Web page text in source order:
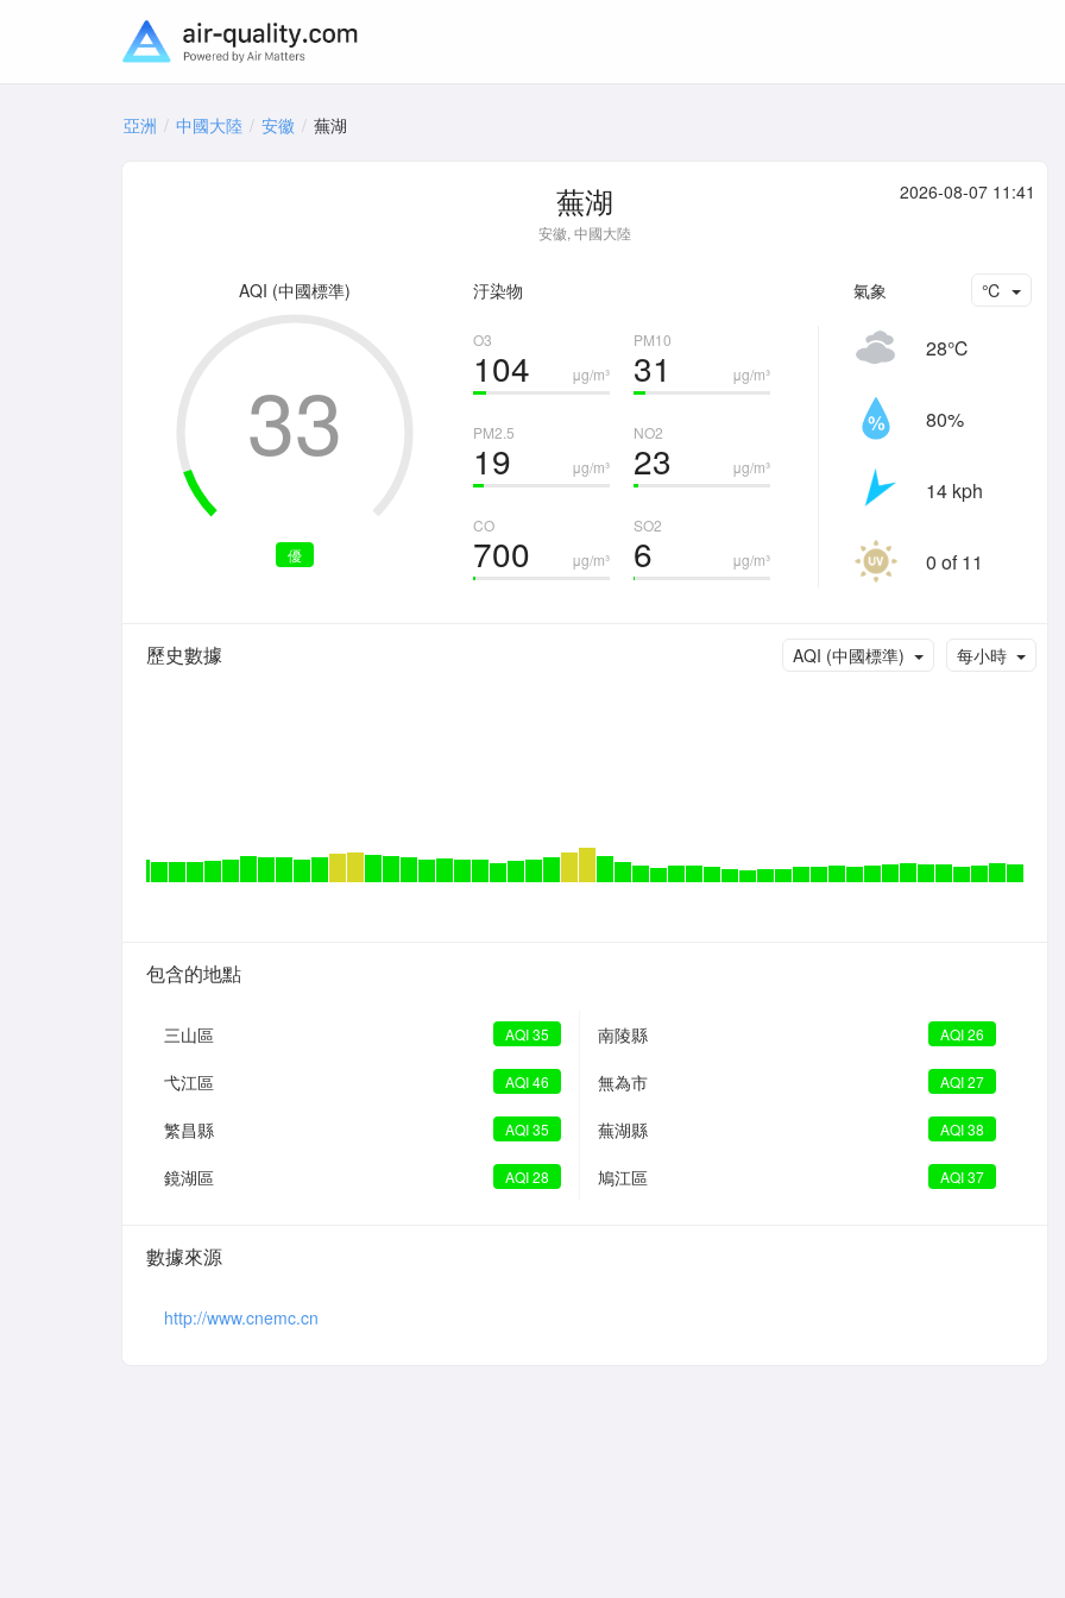
亞洲 中國大陸 安徽 蕪湖
蕪湖
安徽, 中國大陸
2026-08-07 11:41
AQI (中國標準)
優
33
汙染物
O3
μg/m³
104
PM10
μg/m³
31
PM2.5
μg/m³
19
NO2
μg/m³
23
CO
μg/m³
700
SO2
μg/m³
6
氣象 ℃
28℃
80%
14 kph
0 of 11
歷史數據 每小時
AQI (中國標準)
包含的地點
三山區 AQI 35 南陵縣 AQI 26
弋江區 AQI 46 無為市 AQI 27
繁昌縣 AQI 35 蕪湖縣 AQI 38
鏡湖區 AQI 28 鳩江區 AQI 37
數據來源
http://www.cnemc.cn